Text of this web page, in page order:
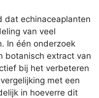
dat echinaceaplanten
van veel
In één onderzoek
botanisch extract van
bij het verbeteren
met een
in hoeverre dit